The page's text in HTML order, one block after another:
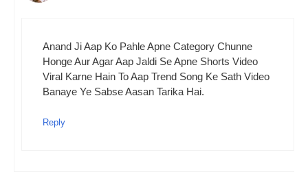
Anand Ji Aap Ko Pahle Apne Category Chunne
Honge Aur Agar Aap Jaldi Se Apne Shorts Video
Viral Karne Hain To Aap Trend Song Ke Sath Video
Banaye Ye Sabse Aasan Tarika Hai.
Reply